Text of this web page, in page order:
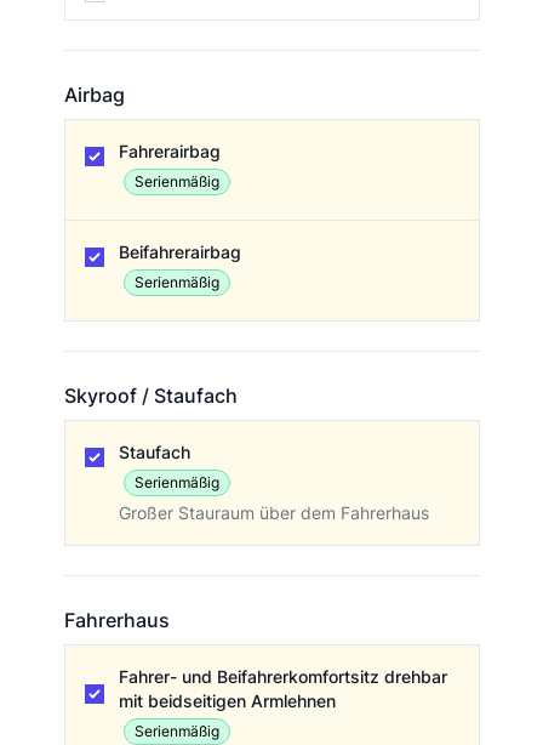
Airbag
Fahrerairbag
Serienmäßig
Beifahrerairbag
Serienmäßig
Skyroof / Staufach
Staufach
Serienmäßig
Großer Stauraum über dem Fahrerhaus
Fahrerhaus
Fahrer- und Beifahrerkomfortsitz drehbar
mit beidseitigen Armlehnen
Serienmäßig